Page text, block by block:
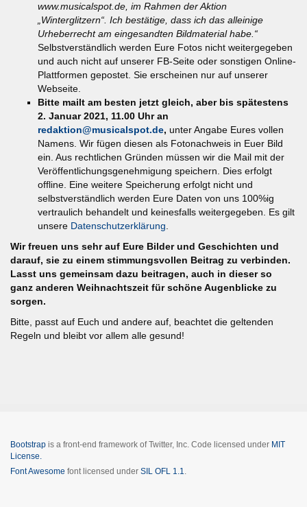
www.musicalspot.de, im Rahmen der Aktion
„Winterglitzern“. Ich bestätige, dass ich das alleinige
Urheberrecht am eingesandten Bildmaterial habe.“
Selbstverständlich werden Eure Fotos nicht weitergegeben
und auch nicht auf unserer FB-Seite oder sonstigen Online-
Plattformen gepostet. Sie erscheinen nur auf unserer
Webseite.
Bitte mailt am besten jetzt gleich, aber bis spätestens
2. Januar 2021, 11.00 Uhr an
redaktion@musicalspot.de, unter Angabe Eures vollen
Namens. Wir fügen diesen als Fotonachweis in Euer Bild
ein. Aus rechtlichen Gründen müssen wir die Mail mit der
Veröffentlichungsgenehmigung speichern. Dies erfolgt
offline. Eine weitere Speicherung erfolgt nicht und
selbstverständlich werden Eure Daten von uns 100%ig
vertraulich behandelt und keinesfalls weitergegeben. Es gilt
unsere Datenschutzerklärung.
Wir freuen uns sehr auf Eure Bilder und Geschichten und
darauf, sie zu einem stimmungsvollen Beitrag zu verbinden.
Lasst uns gemeinsam dazu beitragen, auch in dieser so
ganz anderen Weihnachtszeit für schöne Augenblicke zu
sorgen.
Bitte, passt auf Euch und andere auf, beachtet die geltenden
Regeln und bleibt vor allem alle gesund!
Bootstrap is a front-end framework of Twitter, Inc. Code licensed under MIT
License.
Font Awesome font licensed under SIL OFL 1.1.